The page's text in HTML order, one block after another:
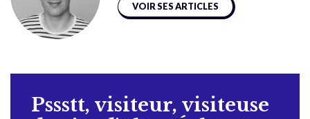
VOIR SES ARTICLES
Pssstt, visiteur, visiteuse